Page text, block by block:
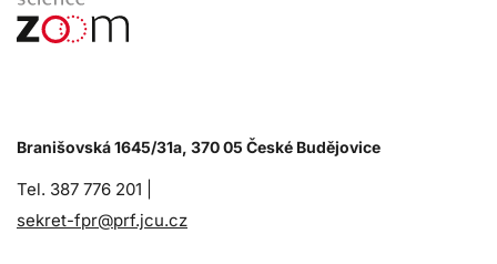
Branišovská 1645/31a, 370 05 České Budějovice
Tel. 387 776 201 |
sekret-fpr@prf.jcu.cz